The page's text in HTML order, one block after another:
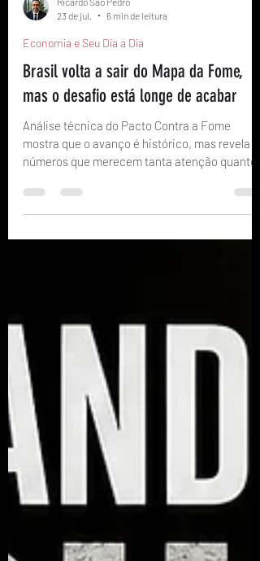
23 de jul.
6 min de leitura
Economia e Seu Dia a Dia
Brasil volta a sair do Mapa da Fome,
mas o desafio está longe de acabar
números que merecem tanta atenção quanto a
boa notícia.